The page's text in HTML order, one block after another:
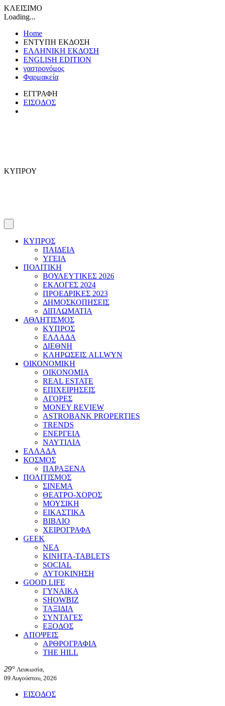
ΚΛΕΙΣΙΜΟ
Loading...
Home
ΕΝΤΥΠΗ ΕΚΔΟΣΗ
ΕΛΛΗΝΙΚΗ ΕΚΔΟΣΗ
ENGLISH EDITION
γαστρονόμος
Φαρμακεία
ΕΓΓΡΑΦΗ
ΕΙΣΟΔΟΣ
ΚΥΠΡΟΥ
ΚΥΠΡΟΣ
ΠΑΙΔΕΙΑ
ΥΓΕΙΑ
ΠΟΛΙΤΙΚΗ
ΒΟΥΛΕΥΤΙΚΕΣ 2026
ΕΚΛΟΓΕΣ 2024
ΠΡΟΕΔΡΙΚΕΣ 2023
ΔΗΜΟΣΚΟΠΗΣΕΙΣ
ΔΙΠΛΩΜΑΤΙΑ
ΑΘΛΗΤΙΣΜΟΣ
ΚΥΠΡΟΣ
ΕΛΛΑΔΑ
ΔΙΕΘΝΗ
ΚΛΗΡΩΣΕΙΣ ALLWYN
ΟΙΚΟΝΟΜΙΚΗ
ΟΙΚΟΝΟΜΙΑ
REAL ESTATE
ΕΠΙΧΕΙΡΗΣΕΙΣ
ΑΓΟΡΕΣ
MONEY REVIEW
ASTROBANK PROPERTIES
TRENDS
ΕΝΕΡΓΕΙΑ
ΝΑΥΤΙΛΙΑ
ΕΛΛΑΔΑ
ΚΟΣΜΟΣ
ΠΑΡΑΞΕΝΑ
ΠΟΛΙΤΙΣΜΟΣ
ΣΙΝΕΜΑ
ΘΕΑΤΡΟ-ΧΟΡΟΣ
ΜΟΥΣΙΚΗ
ΕΙΚΑΣΤΙΚΑ
ΒΙΒΛΙΟ
ΧΕΙΡΟΓΡΑΦΑ
GEEK
ΝΕΑ
ΚΙΝΗΤΑ-TABLETS
SOCIAL
ΑΥΤΟΚΙΝΗΣΗ
GOOD LIFE
ΓΥΝΑΙΚΑ
SHOWBIZ
ΤΑΞΙΔΙΑ
ΣΥΝΤΑΓΕΣ
ΕΞΟΔΟΣ
ΑΠΟΨΕΙΣ
ΑΡΘΡΟΓΡΑΦΙΑ
THE HILL
29° Λευκωσία,
09 Αυγούστου, 2026
ΕΙΣΟΔΟΣ